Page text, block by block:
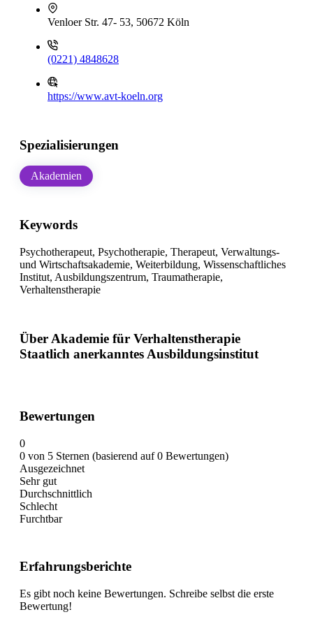
Venloer Str. 47- 53, 50672 Köln
(0221) 4848628
https://www.avt-koeln.org
Spezialisierungen
Akademien
Keywords
Psychotherapeut, Psychotherapie, Therapeut, Verwaltungs-
und Wirtschaftsakademie, Weiterbildung, Wissenschaftliches
Institut, Ausbildungszentrum, Traumatherapie,
Verhaltenstherapie
Über Akademie für Verhaltenstherapie
Staatlich anerkanntes Ausbildungsinstitut
Bewertungen
0
0 von 5 Sternen (basierend auf 0 Bewertungen)
Ausgezeichnet
Sehr gut
Durchschnittlich
Schlecht
Furchtbar
Erfahrungsberichte
Es gibt noch keine Bewertungen. Schreibe selbst die erste
Bewertung!